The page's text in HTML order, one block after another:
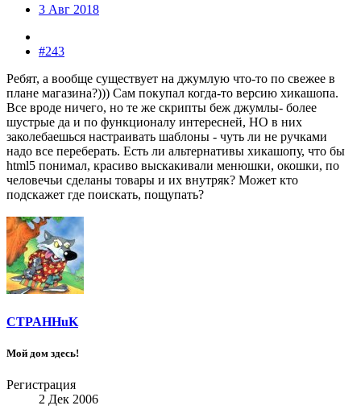
3 Авг 2018
#243
Ребят, а вообще существует на джумлую что-то по свежее в
плане магазина?))) Сам покупал когда-то версию хикашопа.
Все вроде ничего, но те же скрипты беж джумлы- более
шустрые да и по функционалу интересней, НО в них
заколебаешься настраивать шаблоны - чуть ли не ручками
надо все переберать. Есть ли альтернативы хикашопу, что бы
html5 понимал, красиво выскакивали менюшки, окошки, по
человечьи сделаны товары и их внутряк? Может кто
подскажет где поискать, пощупать?
CTPAHHuK
Мой дом здесь!
Регистрация
2 Дек 2006